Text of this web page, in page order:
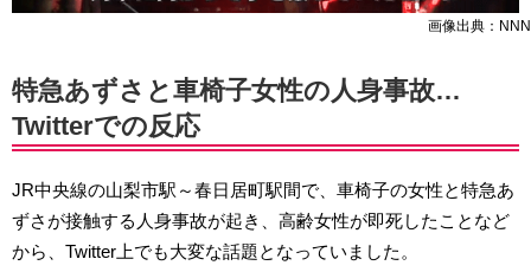
画像出典：NNN
特急あずさと車椅子女性の人身事故…
Twitterでの反応
JR中央線の山梨市駅～春日居町駅間で、車椅子の女性と特急あ
ずさが接触する人身事故が起き、高齢女性が即死したことなど
から、Twitter上でも大変な話題となっていました。